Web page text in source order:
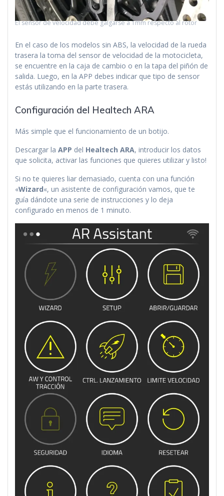
El sensor de velocidad debe galgarse a 1mm respecto al rotor
En el caso de los modelos sin ABS, la velocidad de la rueda
trasera la toma del sensor de velocidad de la motocicleta,
se encuentre en la caja de cambio o en la tapa del piñón de
salida. Luego, en la APP debes indicar que tipo de sensor
estás utilizando en la parte trasera.
Configuración del Healtech ARA
Más simple que el funcionamiento de un botijo.
Descargar la APP del Healtech ARA, introducir los datos
que solicita, activar las funciones que quieres utilizar y listo!
Si no te quieres liar demasiado, cuenta con una función
«Wizard«, un asistente de configuración vamos, que te
guía dándote una serie de instrucciones y lo deja
configurado en menos de 1 minuto.